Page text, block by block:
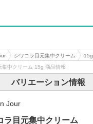
シワコラ目元集中クリーム
15g
中クリーム 15g 商品情報
バリエーション情報
Jour
ラ目元集中クリーム